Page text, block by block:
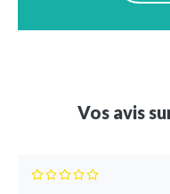
Vos avis